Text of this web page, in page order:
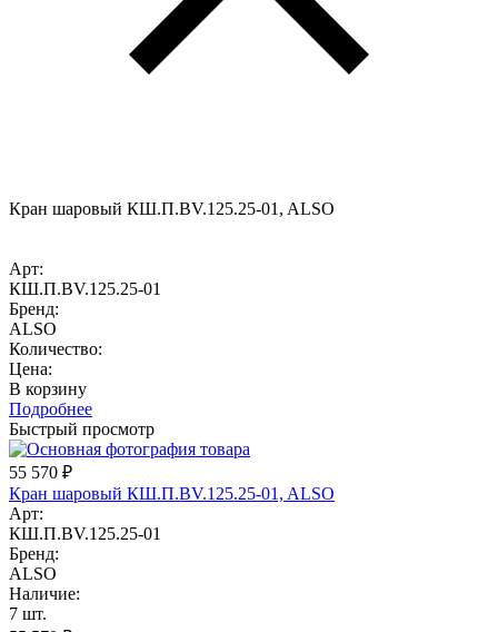
Кран шаровый КШ.П.BV.125.25-01, ALSO
Арт:
КШ.П.BV.125.25-01
Бренд:
ALSO
Количество:
Цена:
В корзину
Подробнее
Быстрый просмотр
55 570 ₽
Кран шаровый КШ.П.BV.125.25-01, ALSO
Арт:
КШ.П.BV.125.25-01
Бренд:
ALSO
Наличие:
7 шт.